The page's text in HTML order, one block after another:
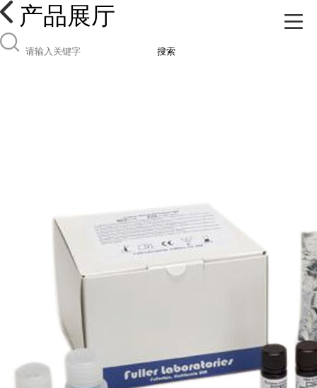
产品展厅
搜索